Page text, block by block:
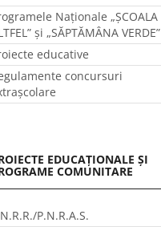
Naţionale „ŞCOALA
și „SĂPTĂMÂNA VERDE”
educative
concursuri
EDUCAȚIONALE ȘI
COMUNITARE
P.N.R.A.S.